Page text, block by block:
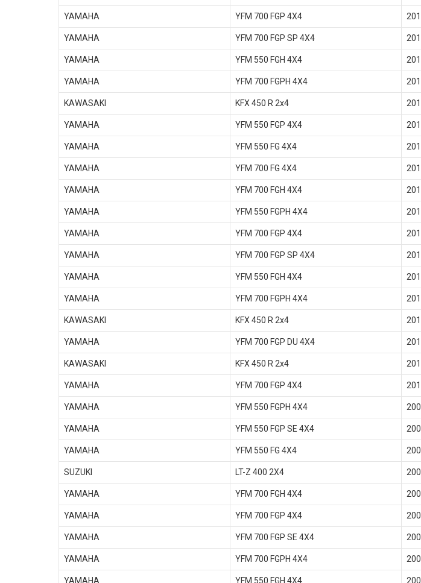
YAMAHA YFM 700 FGP 4X4
YAMAHA YFM 700 FGP SP 4X4
YAMAHA YFM 550 FGH 4X4
YAMAHA YFM 700 FGPH 4X4
KAWASAKI KFX 450 R 2x4
YAMAHA YFM 550 FGP 4X4
YAMAHA YFM 550 FG 4X4
YAMAHA YFM 700 FG 4X4
YAMAHA YFM 700 FGH 4X4
YAMAHA YFM 550 FGPH 4X4
YAMAHA YFM 700 FGP 4X4
YAMAHA YFM 700 FGP SP 4X4
YAMAHA YFM 550 FGH 4X4
YAMAHA YFM 700 FGPH 4X4
KAWASAKI KFX 450 R 2x4
YAMAHA YFM 700 FGP DU 4X4
KAWASAKI KFX 450 R 2x4
YAMAHA YFM 700 FGP 4X4
YAMAHA YFM 550 FGPH 4X4
YAMAHA YFM 550 FGP SE 4X4
YAMAHA YFM 550 FG 4X4
SUZUKI LT-Z 400 2X4
YAMAHA YFM 700 FGH 4X4
YAMAHA YFM 700 FGP 4X4
YAMAHA YFM 700 FGP SE 4X4
YAMAHA YFM 700 FGPH 4X4
YAMAHA YFM 550 FGH 4X4